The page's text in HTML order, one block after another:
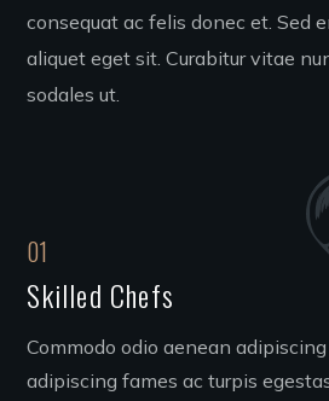
consequat ac felis donec et. Sed
aliquet eget sit. Curabitur vitae
sodales ut.
01
Skilled Chefs
Commodo odio aenean
adipiscing fames ac turpis